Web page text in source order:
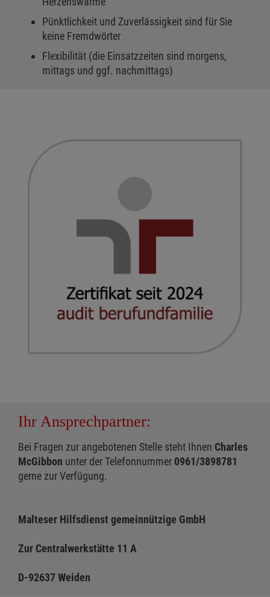
Pünktlichkeit und Zuverlässigkeit sind für Sie
keine Fremdwörter
Flexibilität (die Einsatzzeiten sind morgens,
mittags und ggf. nachmittags)
Ihr Ansprechpartner:
Bei Fragen zur angebotenen Stelle steht Ihnen Charles
McGibbon unter der Telefonnummer 0961/3898781
gerne zur Verfügung.
Malteser Hilfsdienst gemeinnützige GmbH
Zur Centralwerkstätte 11 A
D-92637 Weiden